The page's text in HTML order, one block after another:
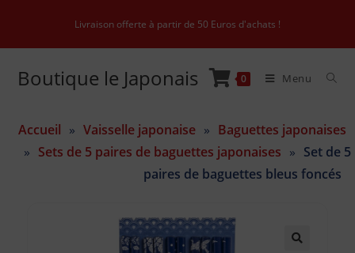
Livraison offerte à partir de 50 Euros d'achats !
Boutique le Japonais 0 Menu
Accueil » Vaisselle japonaise » Baguettes japonaises
» Sets de 5 paires de baguettes japonaises » Set de 5
paires de baguettes bleus foncés